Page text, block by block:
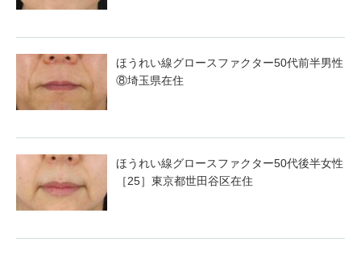
ほうれい線グロースファクター50代前半男性
⑧埼玉県在住
ほうれい線グロースファクター50代後半女性
［25］東京都世田谷区在住